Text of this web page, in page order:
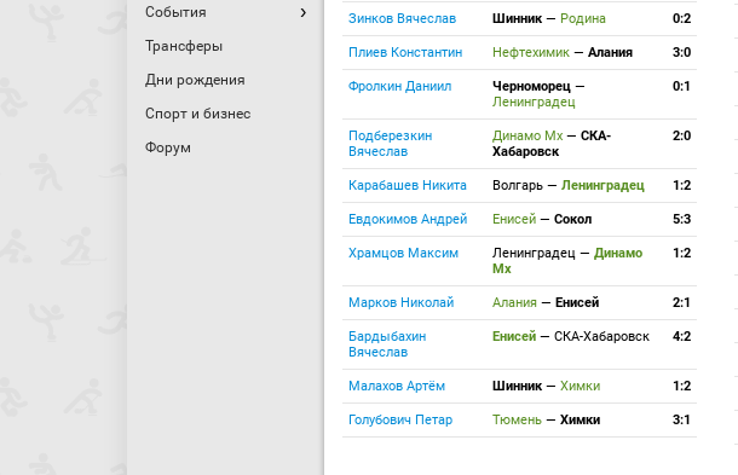
События
Трансферы
Дни рождения
Спорт и бизнес
Форум
Зинков Вячеслав Шинник — Родина 0:2
Плиев Константин Нефтехимик — Алания 3:0
Фролкин Даниил Черноморец —
Ленинградец
0:1
Подберезкин
Вячеслав
Динамо Мх — СКА-
Хабаровск
2:0
Карабашев Никита Волгарь — Ленинградец 1:2
Евдокимов Андрей Енисей — Сокол 5:3
Храмцов Максим Ленинградец — Динамо
Мх
1:2
Марков Николай Алания — Енисей 2:1
Бардыбахин
Вячеслав
Енисей — СКА-Хабаровск 4:2
Малахов Артём Шинник — Химки 1:2
Голубович Петар Тюмень — Химки 3:1